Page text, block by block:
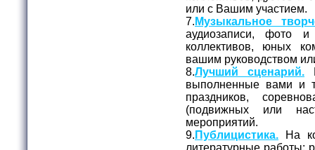
или с Вашим участием.
7. Музыкальное
аудиозаписи, фото
коллективов, юных
вашим руководством
8.Лучший сценарий.
выполненные вами и
праздников,
(подвижных или
мероприятий.
9. Публицистика. На
литературные работы: